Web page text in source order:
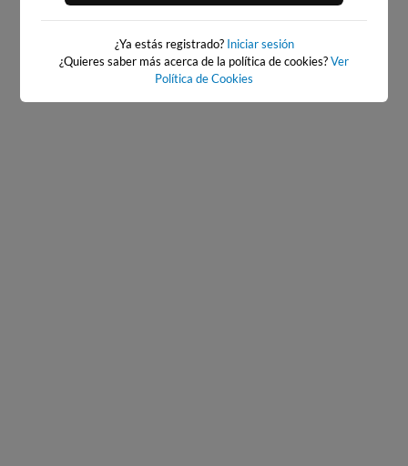
274km · Vejer de la Frontera
0.1 m CHOPI
¿Ya estás registrado? Iniciar sesión
¿Quieres saber más acerca de la política de cookies?Ver
Política de Cookies